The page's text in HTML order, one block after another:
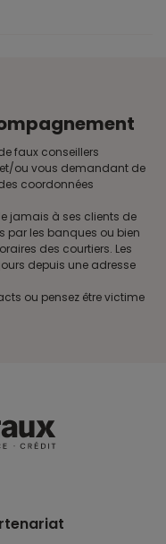
faux conseillers
ou vous demandant de
coordonnées
jamais à ses clients de
par les banques ou bien
des courtiers. Les
depuis une adresse
ou pensez être victime